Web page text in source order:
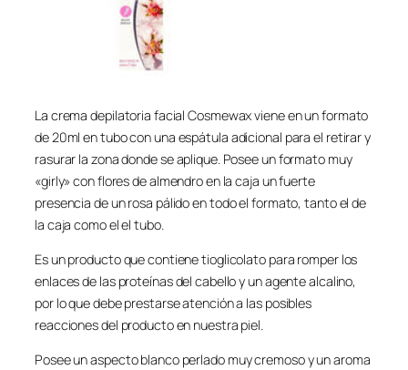
La crema depilatoria facial Cosmewax viene en un formato
de 20ml en tubo con una espátula adicional para el retirar y
rasurar la zona donde se aplique. Posee un formato muy
«girly» con flores de almendro en la caja un fuerte
presencia de un rosa pálido en todo el formato, tanto el de
la caja como el el tubo.
Es un producto que contiene tioglicolato para romper los
enlaces de las proteínas del cabello y un agente alcalino,
por lo que debe prestarse atención a las posibles
reacciones del producto en nuestra piel.
Posee un aspecto blanco perlado muy cremoso y un aroma